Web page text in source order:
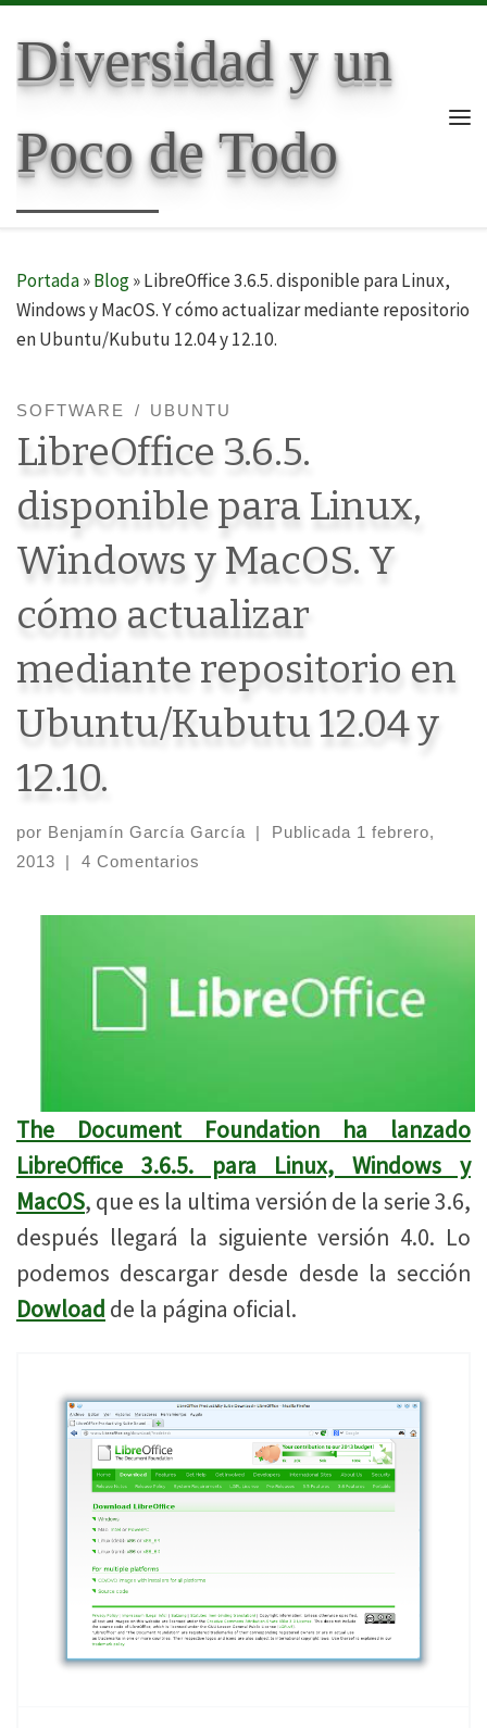
Diversidad y un
Poco de Todo
Portada»Blog»LibreOffice 3.6.5. disponible para Linux,
Windows y MacOS. Y cómo actualizar mediante repositorio
en Ubuntu/Kubutu 12.04 y 12.10.
SOFTWARE UBUNTU
LibreOffice 3.6.5.
disponible para Linux,
Windows y MacOS. Y
cómo actualizar
mediante repositorio en
Ubuntu/Kubutu 12.04 y
12.10.
por Benjamín García García | Publicada 1 febrero,
2013
| 4 Comentarios
The Document Foundation ha lanzado
LibreOffice 3.6.5. para Linux, Windows y
MacOS, que es la ultima versión de la serie 3.6,
después llegará la siguiente versión 4.0. Lo
podemos descargar desde desde la sección
Dowload de la página oficial.